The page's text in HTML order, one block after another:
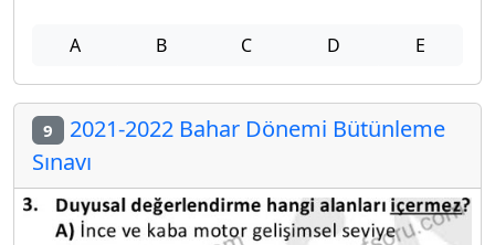
A B C D E
9 2021-2022 Bahar Dönemi Bütünleme
Sınavı